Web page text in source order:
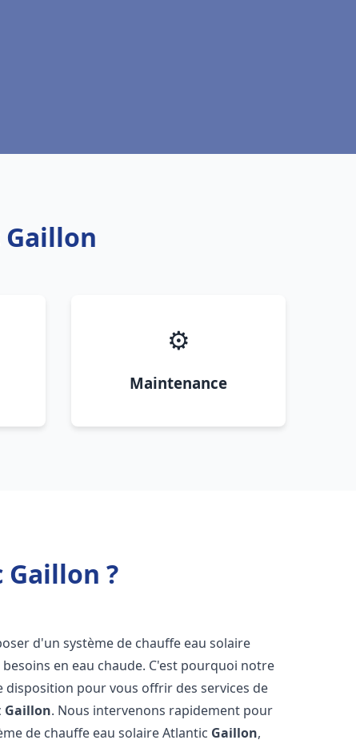
⚙️
Maintenance
?
d'un système de chauffe eau solaire
en eau chaude. C'est pourquoi notre
pour vous offrir des services de
Gaillon. Nous intervenons rapidement pour
de chauffe eau solaire Atlantic Gaillon,